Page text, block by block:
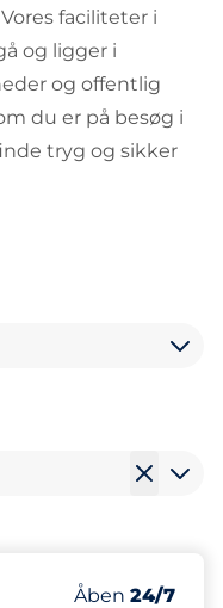
faciliteter i
og ligger i
og offentlig
du er på besøg i
tryg og sikker
Antal
Antal pladser
76
Ladepladser
2
Disabled
2
Fredag
Åben 24/7